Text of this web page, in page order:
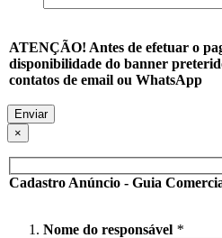
ATENÇÃO! Antes de efetuar o
disponibilidade do banner
contatos de email ou WhatsApp
×
Cadastro Anúncio - Guia
Nome do responsável *